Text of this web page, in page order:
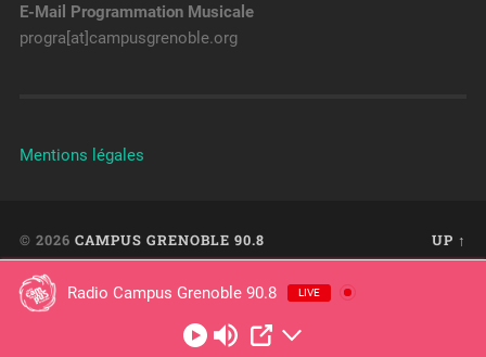
E-Mail Programmation Musicale
progra[at]campusgrenoble.org
Mentions légales
© 2026 CAMPUS GRENOBLE 90.8 UP ↑
Radio Campus Grenoble 90.8 LIVE